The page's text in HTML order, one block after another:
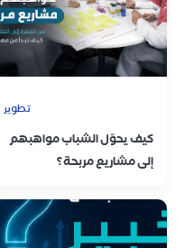
تطوير
كيف يحوّل الشباب مواهبهم
إلى مشاريع مربحة؟